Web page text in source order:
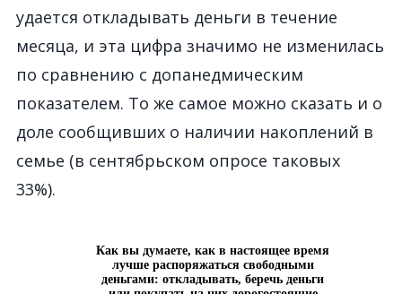
удается откладывать деньги в течение
месяца, и эта цифра значимо не изменилась
по сравнению с допанедмическим
показателем. То же самое можно сказать и о
доле сообщивших о наличии накоплений в
семье (в сентябрьском опросе таковых
33%).